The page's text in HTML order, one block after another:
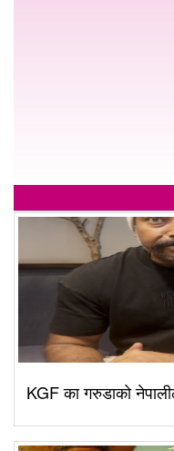
KGF का गरुडाको